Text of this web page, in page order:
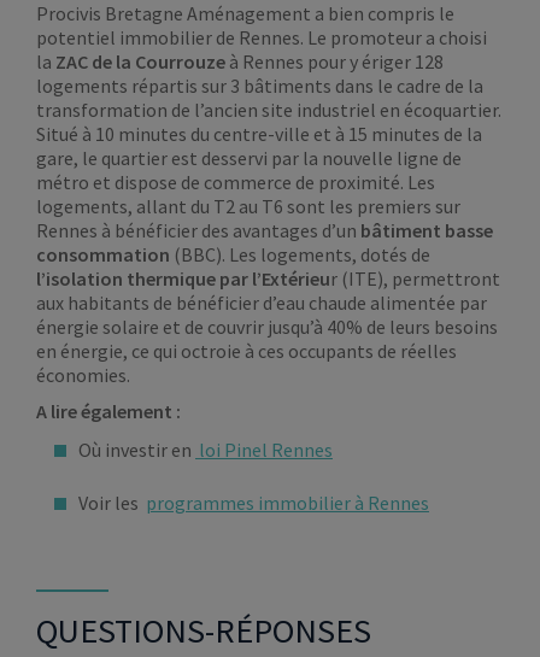
Procivis Bretagne Aménagement a bien compris le
potentiel immobilier de Rennes. Le promoteur a choisi
la ZAC de la Courrouze à Rennes pour y ériger 128
logements répartis sur 3 bâtiments dans le cadre de la
transformation de l’ancien site industriel en écoquartier.
Situé à 10 minutes du centre-ville et à 15 minutes de la
gare, le quartier est desservi par la nouvelle ligne de
métro et dispose de commerce de proximité. Les
logements, allant du T2 au T6 sont les premiers sur
Rennes à bénéficier des avantages d’un bâtiment basse
consommation (BBC). Les logements, dotés de
l’isolation thermique par l’Extérieur (ITE), permettront
aux habitants de bénéficier d’eau chaude alimentée par
énergie solaire et de couvrir jusqu’à 40% de leurs besoins
en énergie, ce qui octroie à ces occupants de réelles
économies.
A lire également :
Où investir en loi Pinel Rennes
Voir les programmes immobilier à Rennes
QUESTIONS-RÉPONSES